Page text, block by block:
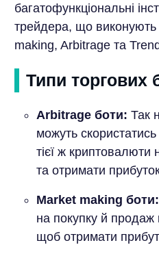
багатофункціональні
трейдера, що виконують
making, Arbitrage та
Типи торгових
Arbitrage боти: Так
можуть
тієї ж криптовалюти
та отримати
Market making боти:
на покупку й продаж
щоб отримати